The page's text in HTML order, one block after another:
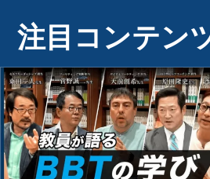
注目コンテン